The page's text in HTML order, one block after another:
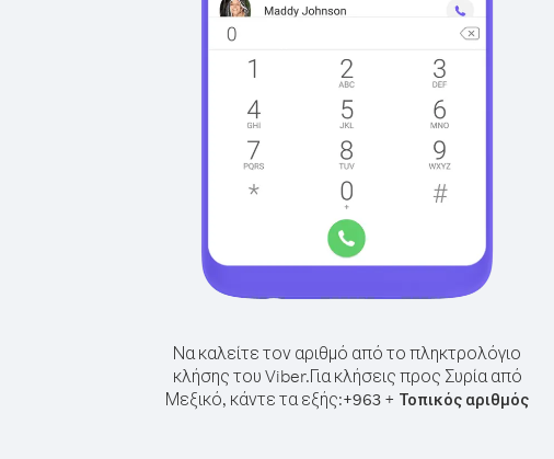
Να καλείτε τον αριθμό από το πληκτρολόγιο
κλήσης του Viber.Για κλήσεις προς Συρία από
Μεξικό, κάντε τα εξής:+963 + Τοπικός αριθμός